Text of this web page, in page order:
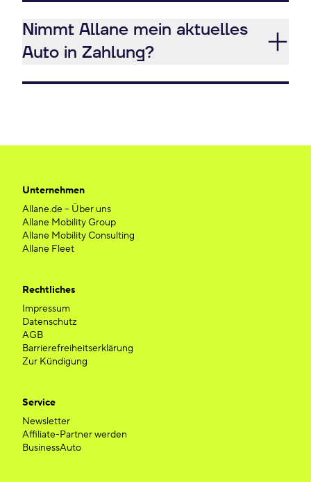
Nimmt Allane mein aktuelles
Auto in Zahlung?
Unternehmen
Allane.de – Über uns
Allane Mobility Group
Allane Mobility Consulting
Allane Fleet
Rechtliches
Impressum
Datenschutz
AGB
Barrierefreiheitserklärung
Zur Kündigung
Service
Newsletter
Affiliate-Partner werden
BusinessAuto